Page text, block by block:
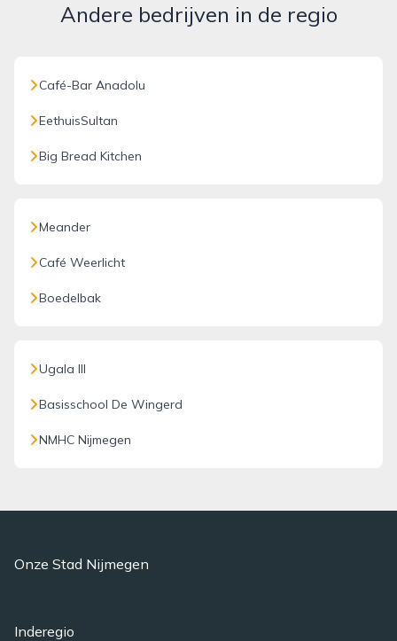
Andere bedrijven in de regio
Café-Bar Anadolu
EethuisSultan
Big Bread Kitchen
Meander
Café Weerlicht
Boedelbak
Ugala III
Basisschool De Wingerd
NMHC Nijmegen
Onze Stad Nijmegen
Inderegio